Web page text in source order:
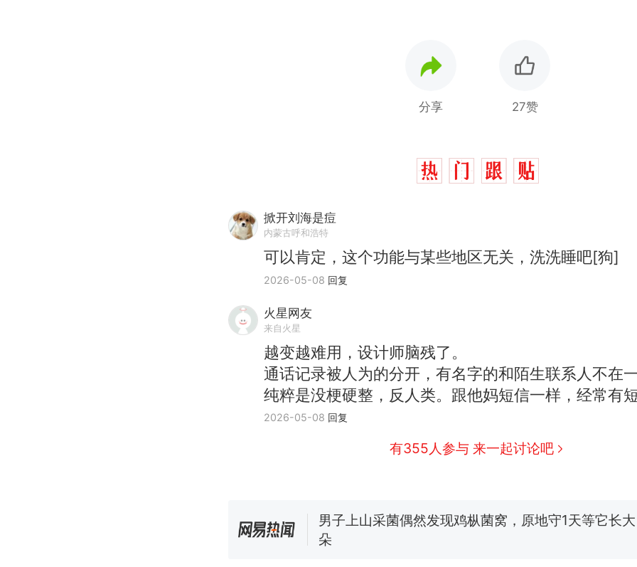
分享 27赞
掀开刘海是痘
内蒙古呼和浩特
可以肯定，这个功能与某些地区无关，洗洗睡吧[狗]
2026-05-08 回复
火星网友
来自火星
越变越难用，设计师脑残了。
通话记录被人为的分开，有名字的和陌生联系人不在
纯粹是没梗硬整，反人类。跟他妈短信一样，经常有
2026-05-08 回复
有355人参与 来一起讨论吧
热 那个在床头放菜刀的女孩，因老师一句“跟我回家”
新 制裁瓜子饺子，美国怕什么？
费大厨“全国小炒肉大王”称号，仅凭视频评出？中国
美国渔民钓获鲨鱼徒手将其拽回大海 目击者直呼震
参考消息）